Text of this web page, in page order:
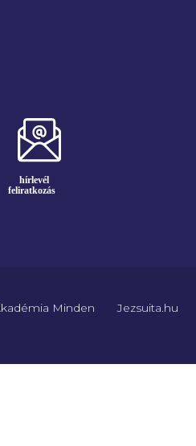
Minden
Jezsuita.hu